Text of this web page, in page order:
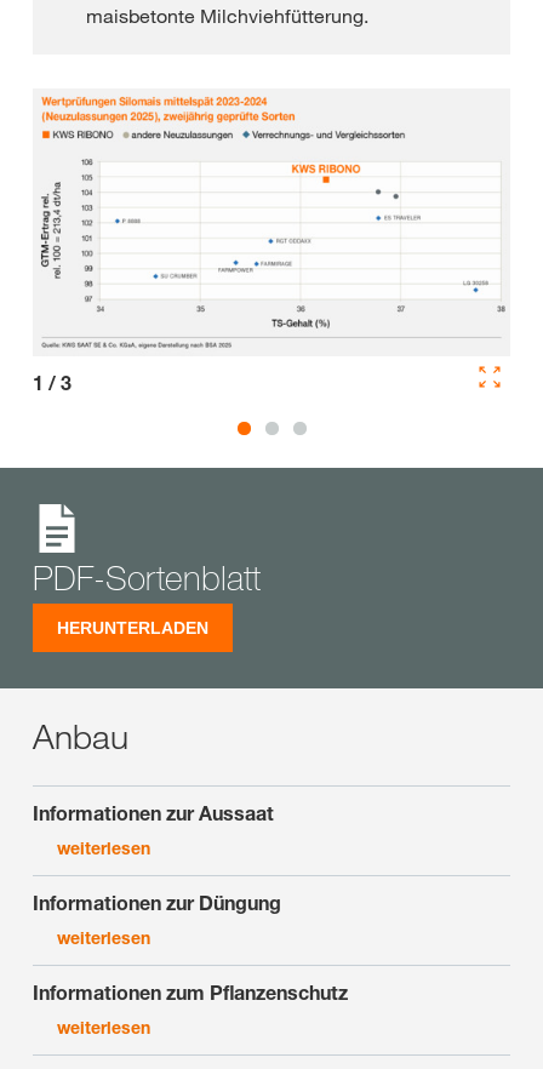
maisbetonte Milchviehfütterung.
1 / 3
PDF-Sortenblatt
HERUNTERLADEN
Anbau
Informationen zur Aussaat
weiterlesen
Informationen zur Düngung
weiterlesen
Informationen zum Pflanzenschutz
weiterlesen